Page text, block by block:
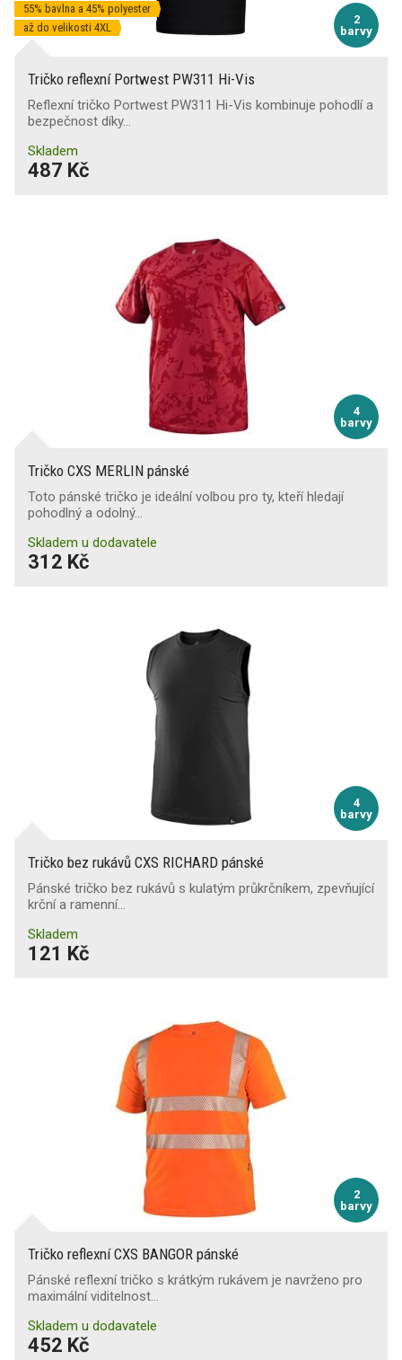
2
barvy
55% bavlna a 45% polyester
až do velikosti 4XL
Tričko reflexní Portwest PW311 Hi-Vis
Reflexní tričko Portwest PW311 Hi-Vis kombinuje pohodlí a
bezpečnost díky…
Skladem
487 Kč
4
barvy
Tričko CXS MERLIN pánské
Toto pánské tričko je ideální volbou pro ty, kteří hledají
pohodlný a odolný…
Skladem u dodavatele
312 Kč
4
barvy
Tričko bez rukávů CXS RICHARD pánské
Pánské tričko bez rukávů s kulatým průkrčníkem, zpevňující
krční a ramenní…
Skladem
121 Kč
2
barvy
Tričko reflexní CXS BANGOR pánské
Pánské reflexní tričko s krátkým rukávem je navrženo pro
maximální viditelnost…
Skladem u dodavatele
452 Kč